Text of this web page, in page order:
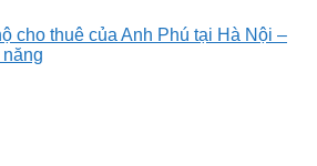
cho thuê của Anh Phú tại Hà Nội –